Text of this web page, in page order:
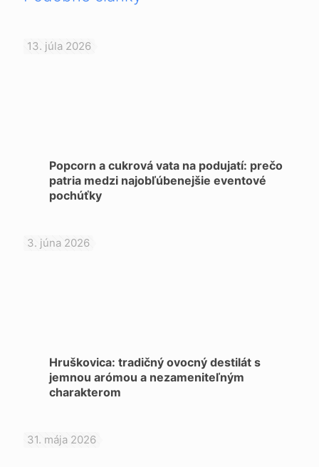
13. júla 2026
Popcorn a cukrová vata na podujatí: prečo
patria medzi najobľúbenejšie eventové
pochúťky
3. júna 2026
Hruškovica: tradičný ovocný destilát s
jemnou arómou a nezameniteľným
charakterom
31. mája 2026